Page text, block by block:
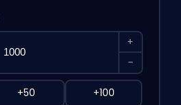
+
-
+50 +100